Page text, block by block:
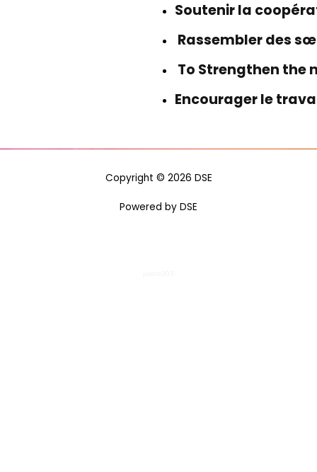
Soutenir la
Rassembler des
To Strengthen the
Encourager le
Copyright © 2026 DSE
Powered by DSE